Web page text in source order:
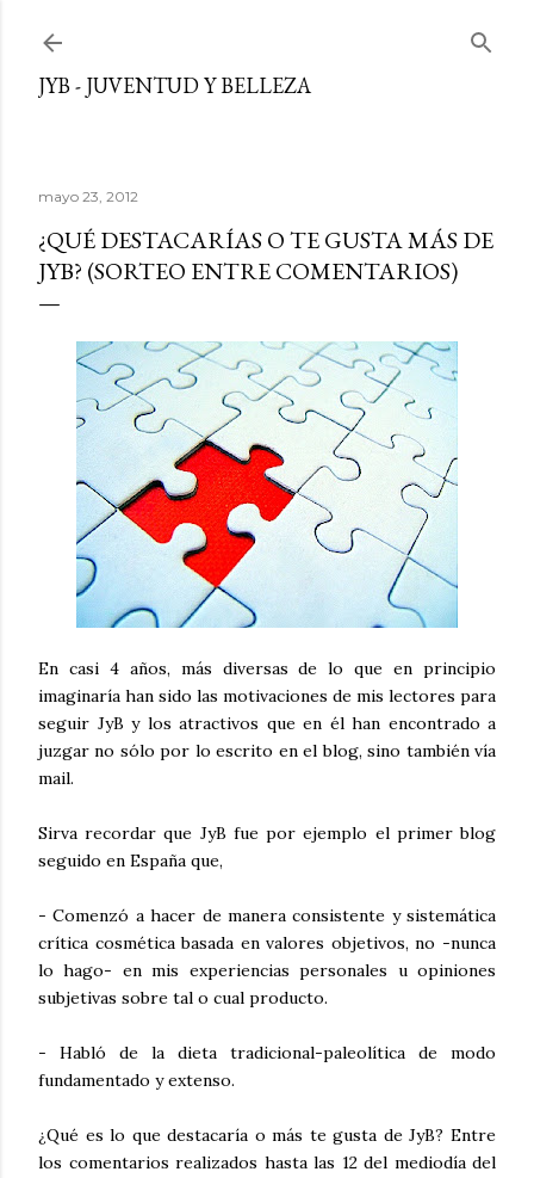
JYB - JUVENTUD Y BELLEZA
mayo 23, 2012
¿QUÉ DESTACARÍAS O TE GUSTA MÁS DE
JYB? (SORTEO ENTRE COMENTARIOS)
En casi 4 años, más diversas de lo que en principio
imaginaría han sido las motivaciones de mis lectores para
seguir JyB y los atractivos que en él han encontrado a
juzgar no sólo por lo escrito en el blog, sino también vía
mail.
Sirva recordar que JyB fue por ejemplo el primer blog
seguido en España que,
- Comenzó a hacer de manera consistente y sistemática
crítica cosmética basada en valores objetivos, no -nunca
lo hago- en mis experiencias personales u opiniones
subjetivas sobre tal o cual producto.
- Habló de la dieta tradicional-paleolítica de modo
fundamentado y extenso.
¿Qué es lo que destacaría o más te gusta de JyB? Entre
los comentarios realizados hasta las 12 del mediodía del